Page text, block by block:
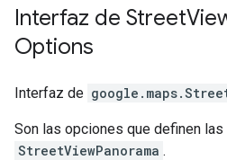
Interfaz de Street
Options
Interfaz de google.maps.
Son las opciones que definen
StreetViewPanorama .